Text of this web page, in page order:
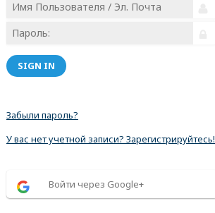
SIGN IN
Забыли пароль?
У вас нет учетной записи? Зарегистрируйтесь!
Войти через Google+